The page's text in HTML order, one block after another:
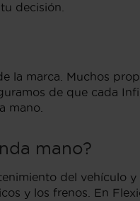
decisión.
marca. Muchos
de que cada
mano.
mano?
del vehículo y
y los frenos. En